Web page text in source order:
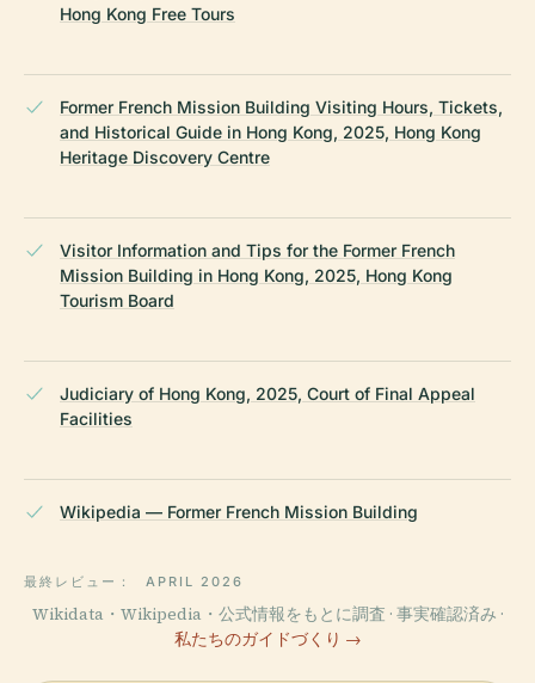
Hong Kong Free Tours
Former French Mission Building Visiting Hours, Tickets,
and Historical Guide in Hong Kong, 2025, Hong Kong
Heritage Discovery Centre
Visitor Information and Tips for the Former French
Mission Building in Hong Kong, 2025, Hong Kong
Tourism Board
Judiciary of Hong Kong, 2025, Court of Final Appeal
Facilities
Wikipedia — Former French Mission Building
最終レビュー： APRIL 2026
Wikidata・Wikipedia・公式情報をもとに調査 · 事実確認済み ·
私たちのガイドづくり →